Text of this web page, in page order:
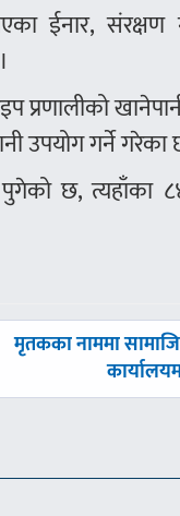
ईनार, संरक्षण
प्रणालीको
उपयोग गर्ने गरेका
छ, त्यहाँका
अघिल्लाे
मृतकका नाममा